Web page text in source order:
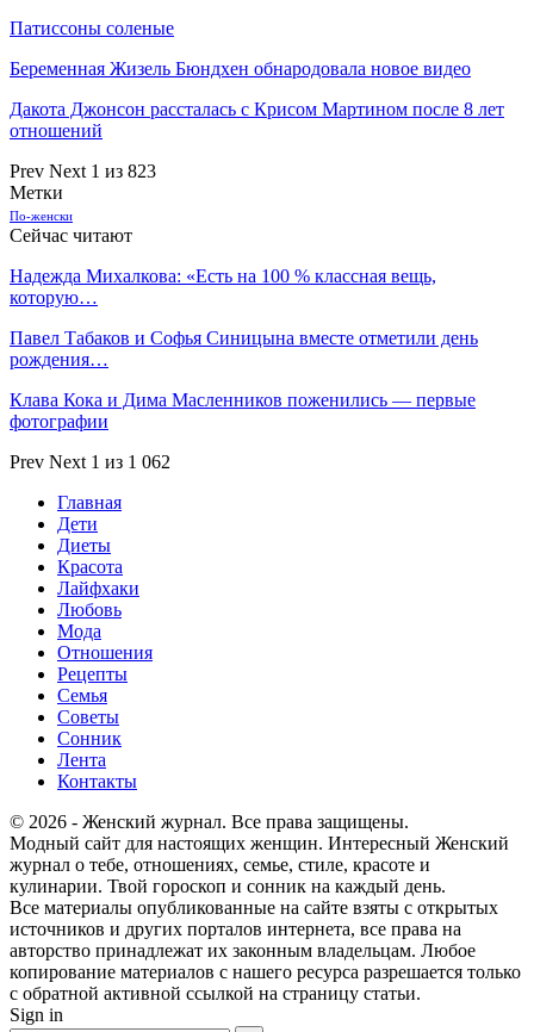
Патиссоны соленые
Беременная Жизель Бюндхен обнародовала новое видео
Дакота Джонсон рассталась с Крисом Мартином после 8 лет
отношений
Prev Next 1 из 823
Метки
По-женски
Сейчас читают
Надежда Михалкова: «Есть на 100 % классная вещь,
которую…
Павел Табаков и Софья Синицына вместе отметили день
рождения…
Клава Кока и Дима Масленников поженились — первые
фотографии
Prev Next 1 из 1 062
Главная
Дети
Диеты
Красота
Лайфхаки
Любовь
Мода
Отношения
Рецепты
Семья
Советы
Сонник
Лента
Контакты
© 2026 - Женский журнал. Все права защищены.
Модный сайт для настоящих женщин. Интересный Женский
журнал о тебе, отношениях, семье, стиле, красоте и
кулинарии. Твой гороскоп и сонник на каждый день.
Все материалы опубликованные на сайте взяты с открытых
источников и других порталов интернета, все права на
авторство принадлежат их законным владельцам. Любое
копирование материалов с нашего ресурса разрешается только
с обратной активной ссылкой на страницу статьи.
Sign in